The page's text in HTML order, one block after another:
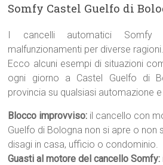
Somfy Castel Guelfo di
I cancelli automatici Somfy
malfunzionamenti per diverse ragioni.
Ecco alcuni esempi di situazioni
ogni giorno a Castel Guelfo di
provincia su qualsiasi automazione
Blocco improvviso: il cancello con
Guelfo di Bologna non si apre o non
disagi in casa, ufficio o condominio.
Guasti al motore del cancello Somfy: